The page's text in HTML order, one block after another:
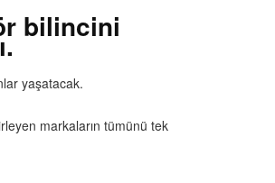
bilincini
yaşatacak.
markaların tümünü tek